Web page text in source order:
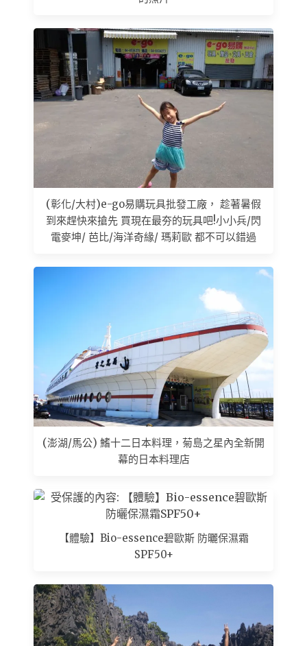
(彰化/大村)e-go易購玩具批發工廠， 趁著暑假
到來趕快來搶先 買現在最夯的玩具吧!小小兵/閃
電麥坤/ 芭比/海洋奇緣/ 瑪莉歐 都不可以錯過
(澎湖/馬公) 鰭十二日本料理，菊島之星內全新開
幕的日本料理店
【體驗】Bio-essence碧歐斯 防曬保濕霜
SPF50+